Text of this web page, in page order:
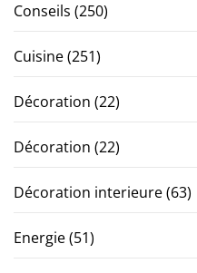
Conseils (250)
Cuisine(251)
Décoration (22)
Décoration (22)
Décoration interieure(63)
Energie(51)